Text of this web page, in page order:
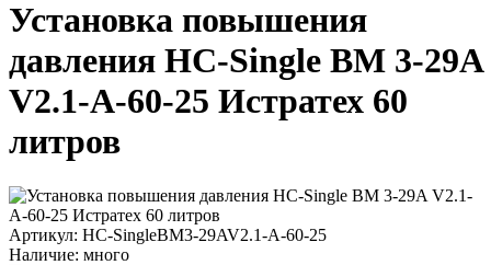
Установка повышения
давления HC-Single BM 3-29A
V2.1-A-60-25 Истратех 60
литров
Артикул: HC-SingleBM3-29AV2.1-A-60-25
Наличие: много